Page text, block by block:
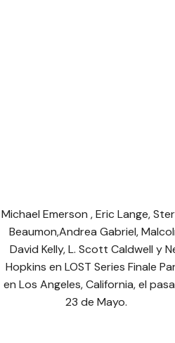
Michael Emerson , Eric Lange,
Beaumon,Andrea Gabriel,
David Kelly, L. Scott Caldwell y
Hopkins en LOST Series Finale
en Los Angeles, California, el
23 de Mayo.